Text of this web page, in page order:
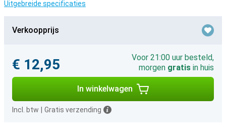
Uitgebreide specificaties
Verkoopprijs
€ 12,95
Voor 21:00 uur besteld,
morgen gratis in huis
In winkelwagen
Incl. btw Gratis verzending